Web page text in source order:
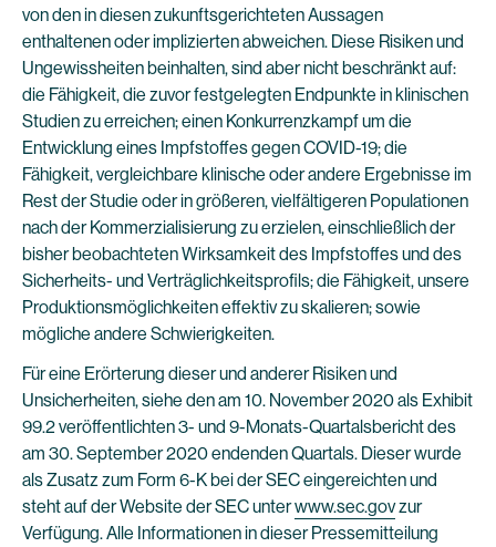
von den in diesen zukunftsgerichteten Aussagen
enthaltenen oder implizierten abweichen. Diese Risiken und
Ungewissheiten beinhalten, sind aber nicht beschränkt auf:
die Fähigkeit, die zuvor festgelegten Endpunkte in klinischen
Studien zu erreichen; einen Konkurrenzkampf um die
Entwicklung eines Impfstoffes gegen COVID-19; die
Fähigkeit, vergleichbare klinische oder andere Ergebnisse im
Rest der Studie oder in größeren, vielfältigeren Populationen
nach der Kommerzialisierung zu erzielen, einschließlich der
bisher beobachteten Wirksamkeit des Impfstoffes und des
Sicherheits- und Verträglichkeitsprofils; die Fähigkeit, unsere
Produktionsmöglichkeiten effektiv zu skalieren; sowie
mögliche andere Schwierigkeiten.
Für eine Erörterung dieser und anderer Risiken und
Unsicherheiten, siehe den am 10. November 2020 als Exhibit
99.2 veröffentlichten 3- und 9-Monats-Quartalsbericht des
am 30. September 2020 endenden Quartals. Dieser wurde
als Zusatz zum Form 6-K bei der SEC eingereichten und
steht auf der Website der SEC unterwww.sec.govzur
Verfügung. Alle Informationen in dieser Pressemitteilung